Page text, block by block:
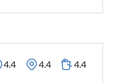
4.4 4.4 4.4